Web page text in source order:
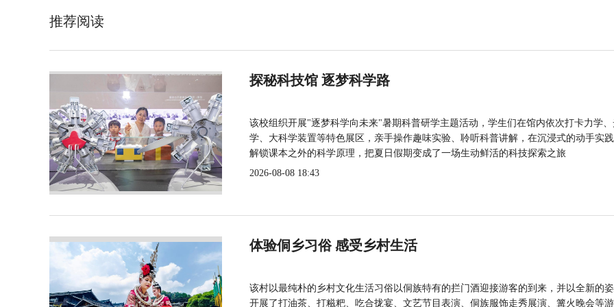
推荐阅读
探秘科技馆 逐梦科学路
该校组织开展"逐梦科学向未来"暑期科普研学主题活动，学生们在馆内依次打卡力学
学、大科学装置等特色展区，亲手操作趣味实验、聆听科普讲解，在沉浸式的动手实
解锁课本之外的科学原理，把夏日假期变成了一场生动鲜活的科技探索之旅
2026-08-08 18:43
体验侗乡习俗 感受乡村生活
该村以最纯朴的乡村文化生活习俗以侗族特有的拦门酒迎接游客的到来，并以全新的
开展了打油茶、打糍粑、吃合拢宴、文艺节目表演、侗族服饰走秀展演、篝火晚会等